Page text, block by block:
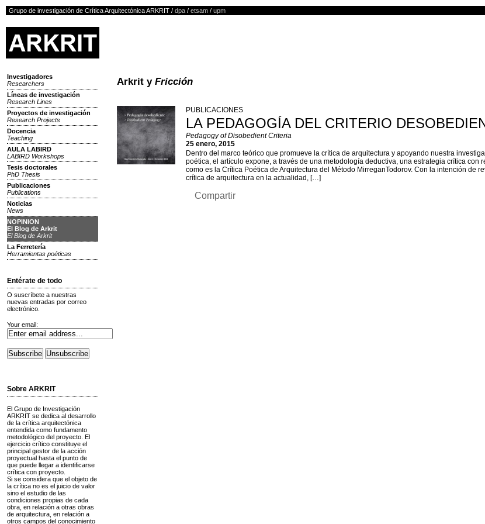
Grupo de investigación de Crítica Arquitectónica ARKRIT / dpa / etsam / upm
Investigadores
Researchers
Líneas de investigación
Research Lines
Proyectos de investigación
Research Projects
Docencia
Teaching
AULA LABIRD
LABIRD Workshops
Tesis doctorales
PhD Thesis
Publicaciones
Publications
Noticias
News
NOPINION
El Blog de Arkrit
El Blog de Arkrit
La Ferretería
Herramientas poéticas
Entérate de todo
O suscríbete a nuestras
nuevas entradas por correo
electrónico.
Your email:
Sobre ARKRIT
El Grupo de Investigación
ARKRIT se dedica al desarrollo
de la crítica arquitectónica
entendida como fundamento
metodológico del proyecto. El
ejercicio crítico constituye el
principal gestor de la acción
proyectual hasta el punto de
que puede llegar a identificarse
crítica con proyecto.
Si se considera que el objeto de
la crítica no es el juicio de valor
sino el estudio de las
condiciones propias de cada
obra, en relación a otras obras
de arquitectura, en relación a
otros campos del conocimiento
Arkrit y Fricción
PUBLICACIONES
LA PEDAGOGÍA DEL CRITERIO
Pedagogy of Disobedient Criteria
25 enero, 2015
Dentro del marco teórico que promueve la crítica de arquitectura y apoyando nuestra
poética, el artículo expone, a través de una metodología deductiva, una estrategia crítica con
como es la Crítica Poética de Arquitectura del Método MirreganTodorov. Con la intención de
crítica de arquitectura en la actualidad, […]
Compartir